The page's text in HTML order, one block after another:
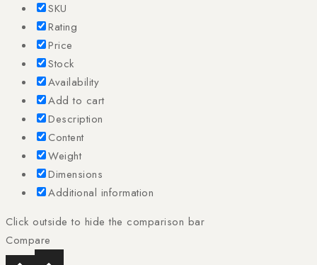
SKU
Rating
Price
Stock
Availability
Add to cart
Description
Content
Weight
Dimensions
Additional information
Click outside to hide the comparison bar
Compare